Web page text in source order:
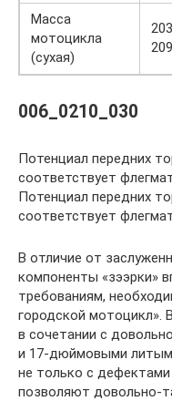
Масса
мотоцикла
(сухая)
006_0210_030
Потенциал передних
соответствует
Потенциал передних
соответствует
В отличие от
компоненты «зээрки»
требованиям,
городской мотоцикл».
в сочетании с
и 17-дюймовыми
не только с
позволяют довольно-